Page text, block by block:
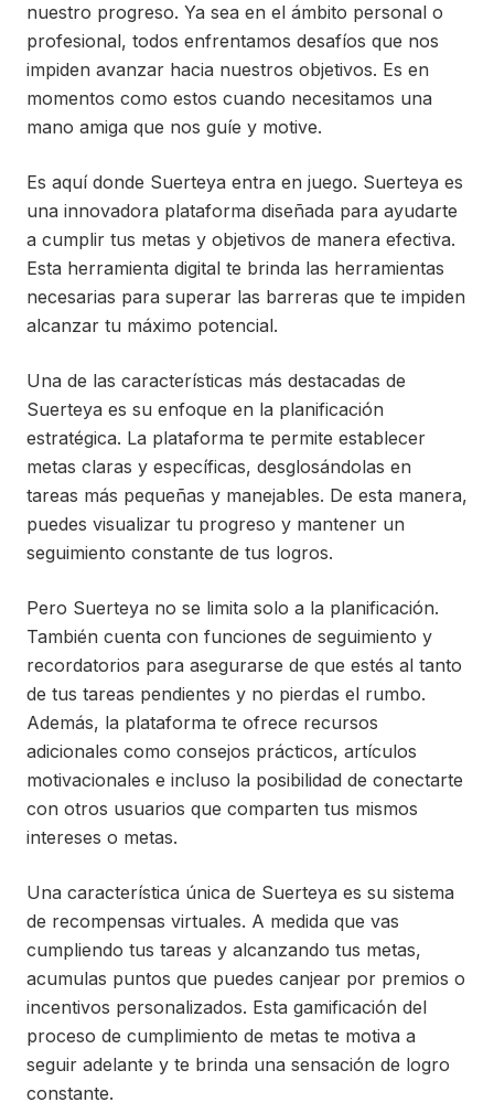
nuestro progreso. Ya sea en el ámbito personal o
profesional, todos enfrentamos desafíos que nos
impiden avanzar hacia nuestros objetivos. Es en
momentos como estos cuando necesitamos una
mano amiga que nos guíe y motive.
Es aquí donde Suerteya entra en juego. Suerteya es
una innovadora plataforma diseñada para ayudarte
a cumplir tus metas y objetivos de manera efectiva.
Esta herramienta digital te brinda las herramientas
necesarias para superar las barreras que te impiden
alcanzar tu máximo potencial.
Una de las características más destacadas de
Suerteya es su enfoque en la planificación
estratégica. La plataforma te permite establecer
metas claras y específicas, desglosándolas en
tareas más pequeñas y manejables. De esta manera,
puedes visualizar tu progreso y mantener un
seguimiento constante de tus logros.
Pero Suerteya no se limita solo a la planificación.
También cuenta con funciones de seguimiento y
recordatorios para asegurarse de que estés al tanto
de tus tareas pendientes y no pierdas el rumbo.
Además, la plataforma te ofrece recursos
adicionales como consejos prácticos, artículos
motivacionales e incluso la posibilidad de conectarte
con otros usuarios que comparten tus mismos
intereses o metas.
Una característica única de Suerteya es su sistema
de recompensas virtuales. A medida que vas
cumpliendo tus tareas y alcanzando tus metas,
acumulas puntos que puedes canjear por premios o
incentivos personalizados. Esta gamificación del
proceso de cumplimiento de metas te motiva a
seguir adelante y te brinda una sensación de logro
constante.